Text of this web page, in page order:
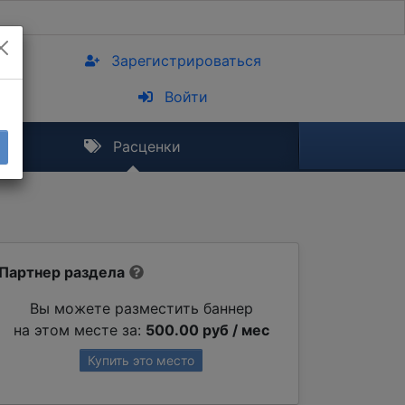
Зарегистрироваться
Войти
Расценки
Партнер раздела
Вы можете разместить баннер
на этом месте за: 500.00 руб / мес
Купить это место